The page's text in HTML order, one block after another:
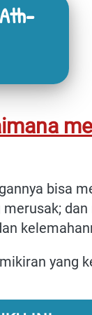
bisa
yang